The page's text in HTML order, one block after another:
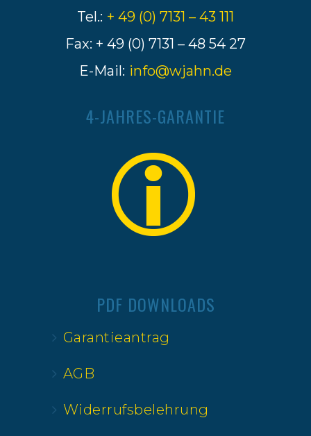
Tel.: + 49 (0) 7131 – 43 111
Fax: + 49 (0) 7131 – 48 54 27
E-Mail: info@wjahn.de
4-JAHRES-GARANTIE
PDF DOWNLOADS
Garantieantrag
AGB
Widerrufsbelehrung